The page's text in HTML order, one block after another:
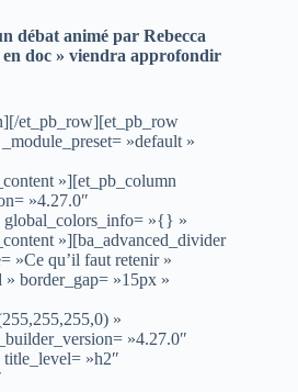
débat animé par Rebecca
doc » viendra approfondir
et_pb_row][et_pb_row
»default »
»][et_pb_column
»4.27.0″
global_colors_info= »{} »
»][ba_advanced_divider
»Ce qu’il faut retenir »
» border_gap= »15px »
»
»4.27.0″
title_level= »h2″